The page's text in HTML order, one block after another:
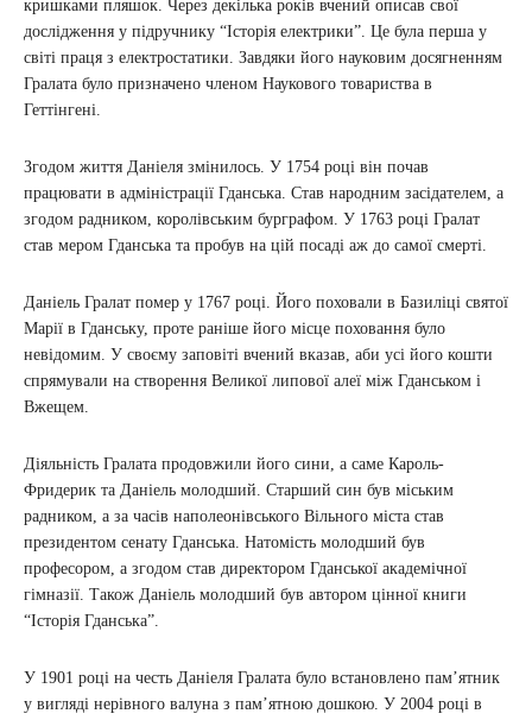
кришками пляшок. Через декілька років вчений описав свої
дослідження у підручнику “Історія електрики”. Це була перша у
світі праця з електростатики. Завдяки його науковим досягненням
Гралата було призначено членом Наукового товариства в
Геттінгені.
Згодом життя Даніеля змінилось. У 1754 році він почав
працювати в адміністрації Гданська. Став народним засідателем, а
згодом радником, королівським бурграфом. У 1763 році Гралат
став мером Гданська та пробув на цій посаді аж до самої смерті.
Даніель Гралат помер у 1767 році. Його поховали в Базиліці святої
Марії в Гданську, проте раніше його місце поховання було
невідомим. У своєму заповіті вчений вказав, аби усі його кошти
спрямували на створення Великої липової алеї між Гданськом і
Вжещем.
Діяльність Гралата продовжили його сини, а саме Кароль-
Фридерик та Даніель молодший. Старший син був міським
радником, а за часів наполеонівського Вільного міста став
президентом сенату Гданська. Натомість молодший був
професором, а згодом став директором Гданської академічної
гімназії. Також Даніель молодший був автором цінної книги
“Історія Гданська”.
У 1901 році на честь Даніеля Гралата було встановлено пам’ятник
у вигляді нерівного валуна з пам’ятною дошкою. У 2004 році в